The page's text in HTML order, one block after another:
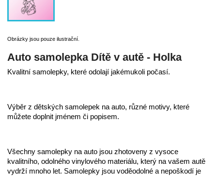
Obrázky jsou pouze ilustrační.
Auto samolepka Dítě v autě - Holka
Kvalitní samolepky, které odolají jakémukoli počasí.
Výběr z dětských samolepek na auto, různé motivy, které
můžete doplnit jménem či popisem.
Všechny samolepky na auto jsou zhotoveny z vysoce
kvalitního, odolného vinylového materiálu, který na vašem autě
vydrží mnoho let. Samolepky jsou voděodolné a nepoškodí je